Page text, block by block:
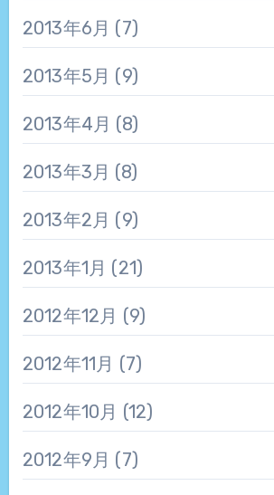
2013年6月 (7)
2013年5月 (9)
2013年4月 (8)
2013年3月 (8)
2013年2月 (9)
2013年1月 (21)
2012年12月 (9)
2012年11月 (7)
2012年10月 (12)
2012年9月 (7)